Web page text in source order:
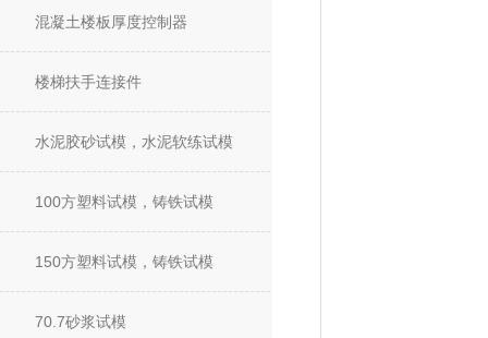
混凝土楼板厚度控制器
楼梯扶手连接件
水泥胶砂试模，水泥软练试模
100方塑料试模，铸铁试模
150方塑料试模，铸铁试模
70.7砂浆试模